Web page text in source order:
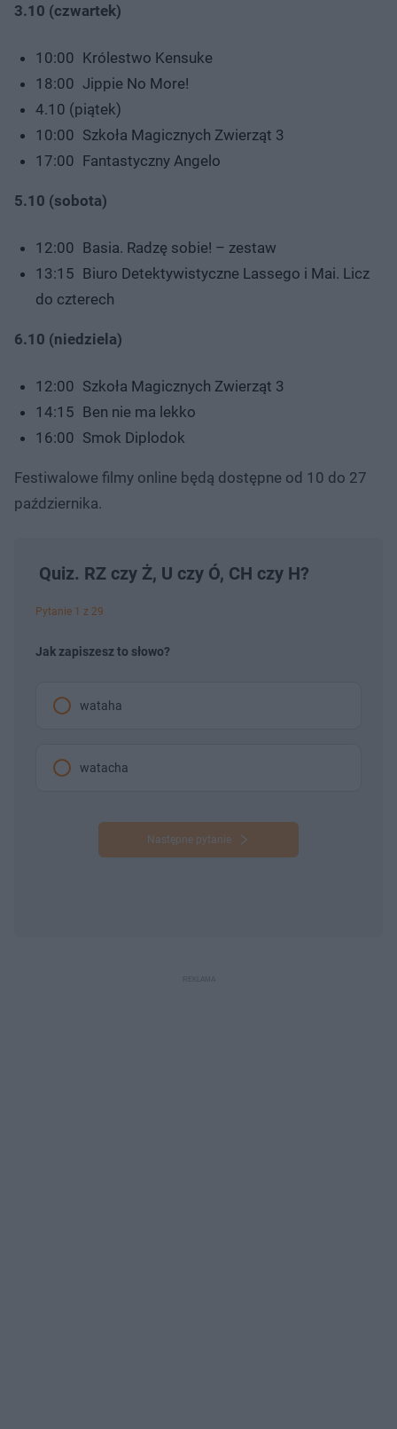
3.10 (czwartek)
10:00 Królestwo Kensuke
18:00 Jippie No More!
4.10 (piątek)
10:00 Szkoła Magicznych Zwierząt 3
17:00 Fantastyczny Angelo
5.10 (sobota)
12:00 Basia. Radzę sobie! – zestaw
13:15 Biuro Detektywistyczne Lassego i Mai. Licz
do czterech
6.10 (niedziela)
12:00 Szkoła Magicznych Zwierząt 3
14:15 Ben nie ma lekko
16:00 Smok Diplodok
Festiwalowe filmy online będą dostępne od 10 do 27
października.
Quiz. RZ czy Ż, U czy Ó, CH czy H?
Pytanie 1 z 29
Jak zapiszesz to słowo?
wataha
watacha
Następne pytanie